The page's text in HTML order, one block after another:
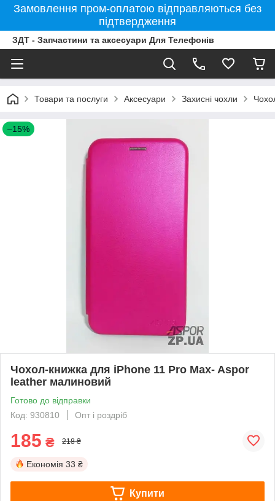
Замовлення пром-оплатою відправляються без
підтвердження
ЗДТ - Запчастини та аксесуари Для Телефонів
Товари та послуги Аксесуари Захисні чохли
–15%
Чохол-книжка для iPhone 11 Pro Max- Aspor
leather малиновий
Готово до відправки
Код: 930810
Опт і роздріб
185 ₴ 218 ₴
Економія 33 ₴
Купити